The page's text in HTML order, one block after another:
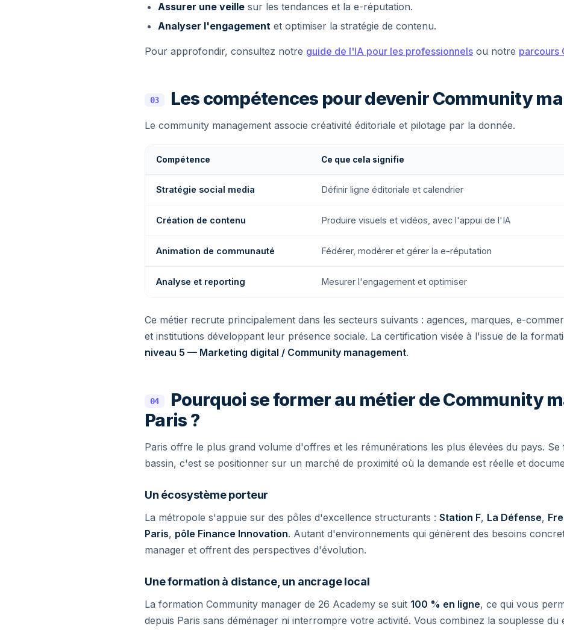
Assurer une veille sur les tendances et la e-réputation.
Analyser l'engagement et optimiser la stratégie de contenu.
Pour approfondir, consultez notre guide de l'IA pour les professionnels ou notre parcours
03 Les compétences pour devenir Community
Le community management associe créativité éditoriale et pilotage par la donnée.
Compétence Ce que cela signifie
Stratégie social media Définir ligne éditoriale et calendrier
Création de contenu Produire visuels et vidéos, avec l'appui de l'IA
Animation de communauté Fédérer, modérer et gérer la e-réputation
Analyse et reporting Mesurer l'engagement et optimiser
Ce métier recrute principalement dans les secteurs suivants : agences, marques, e-
et institutions développant leur présence sociale. La certification visée à l'issue de la
niveau 5 — Marketing digital / Community management.
04
Pourquoi se former au métier de Community
Paris ?
Paris offre le plus grand volume d'offres et les rémunérations les plus élevées du pays.
bassin, c'est se positionner sur un marché de proximité où la demande est réelle et
Un écosystème porteur
La métropole s'appuie sur des pôles d'excellence structurants : Station F, La Défense,
Paris, pôle Finance Innovation. Autant d'environnements qui génèrent des besoins
manager et offrent des perspectives d'évolution.
Une formation à distance, un ancrage local
La formation Community manager de 26 Academy se suit 100 % en ligne, ce qui vous
depuis Paris sans déménager ni interrompre votre activité. Vous combinez la souplesse du